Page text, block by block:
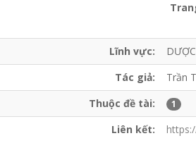
Lĩnh vực:
Tác giả:
Trần
Thuộc đề tài:
1
Liên kết: